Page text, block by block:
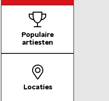
Populaire
artiesten
Locaties